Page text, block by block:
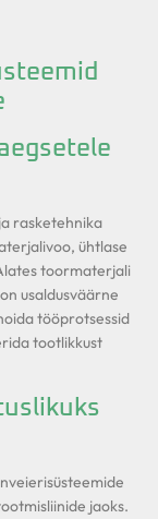
rasketehnika
ühtlase
toormaterjali
usaldusväärne
tööprotsessid
tootlikkust
jaoks.